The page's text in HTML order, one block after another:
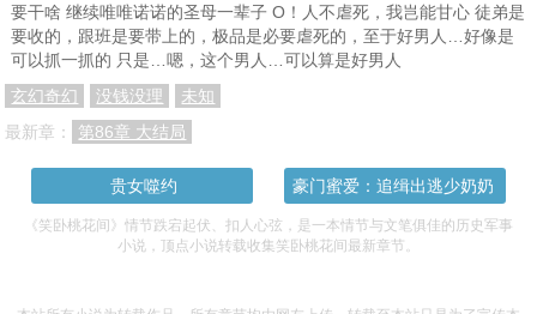
要干啥 继续唯唯诺诺的圣母一辈子 O！人不虐死，我岂能甘心 徒弟是
要收的，跟班是要带上的，极品是必要虐死的，至于好男人…好像是
可以抓一抓的 只是…嗯，这个男人…可以算是好男人
玄幻奇幻
没钱没理
未知
最新章：
第86章 大结局
贵女噬约 豪门蜜爱：追缉出逃少奶奶
《笑卧桃花间》情节跌宕起伏、扣人心弦，是一本情节与文笔俱佳的历史军事
小说，顶点小说转载收集笑卧桃花间最新章节。